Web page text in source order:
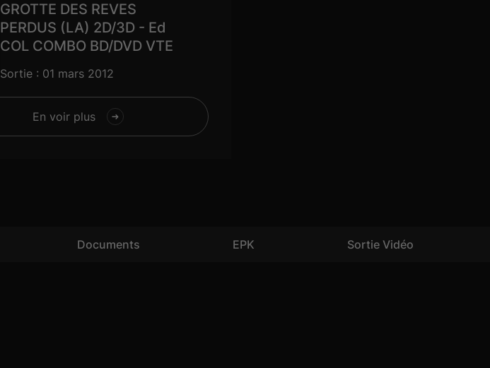
GROTTE DES REVES
PERDUS (LA) 2D/3D - Ed
COL COMBO BD/DVD VTE
Sortie : 01 mars 2012
En voir plus
Documents EPK Sortie Vidéo